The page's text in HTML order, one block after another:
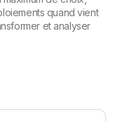
quand vient
et analyser